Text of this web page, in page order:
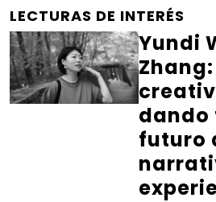
LECTURAS DE INTERÉS
Yundi
dando
futuro